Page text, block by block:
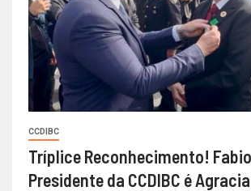
CCDIBC
Tríplice Reconhecimento!
Presidente da CCDIBC é